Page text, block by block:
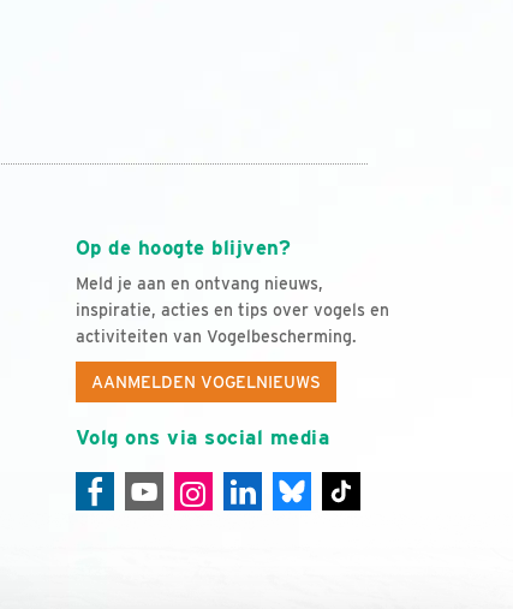
Op de hoogte blijven?
Meld je aan en ontvang nieuws,
inspiratie, acties en tips over vogels en
activiteiten van Vogelbescherming.
AANMELDEN VOGELNIEUWS
Volg ons via social media